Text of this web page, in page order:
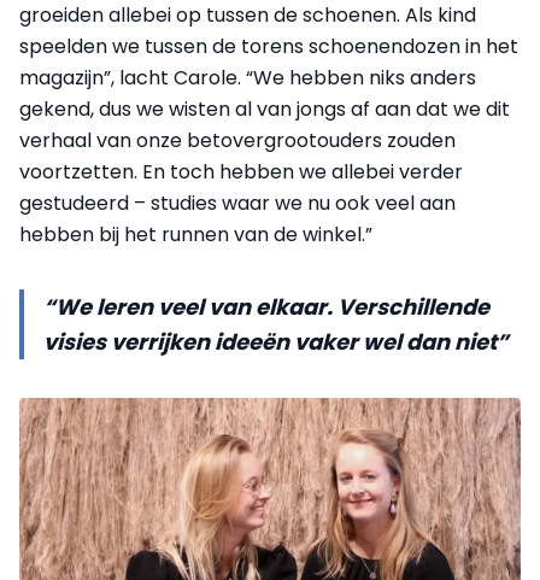
groeiden allebei op tussen de schoenen. Als kind
speelden we tussen de torens schoenendozen in het
magazijn”, lacht Carole. “We hebben niks anders
gekend, dus we wisten al van jongs af aan dat we dit
verhaal van onze betovergrootouders zouden
voortzetten. En toch hebben we allebei verder
gestudeerd – studies waar we nu ook veel aan
hebben bij het runnen van de winkel.”
“We leren veel van elkaar. Verschillende
visies verrijken ideeën vaker wel dan niet”